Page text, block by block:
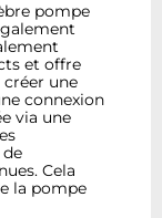
pompe
et offre
une
connexion
via une
Cela
la pompe